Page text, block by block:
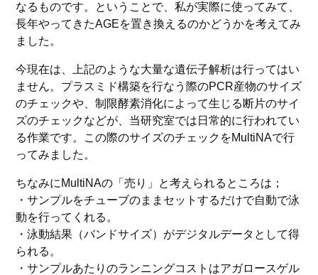
なるものです。ということで、私が実際に使ってみて、
長年やってきたAGEを置き換えるのかどうかを考えてみ
ました。
今現在は、上記のような大量な遺伝子解析は行ってはい
ません。プラスミド構築を行なう際のPCR産物のサイズ
のチェックや、制限酵素消化によって生じる断片のサイ
ズのチェックなどが、当研究室では日常的に行われてい
る作業です。この際のサイズのチェックをMultiNAで行
ってみました。
ちなみにMultiNAの「売り」と考えられるところは；
・サンプルをチューブのままセットするだけで自動で泳
動を行ってくれる。
・泳動結果（バンドサイズ）がデジタルデータとして得
られる。
・サンプルあたりのランニングコストはアガロースゲル